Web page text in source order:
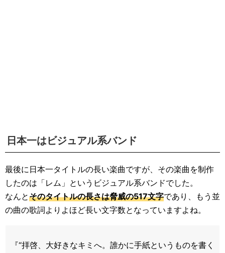
日本一はビジュアル系バンド
最後に日本一タイトルの長い楽曲ですが、その楽曲を制作
したのは「レム」というビジュアル系バンドでした。
なんとそのタイトルの長さは脅威の517文字であり、もう並
の曲の歌詞よりよほど長い文字数となっていますよね。
『“拝啓、大好きなキミへ。誰かに手紙というものを書く